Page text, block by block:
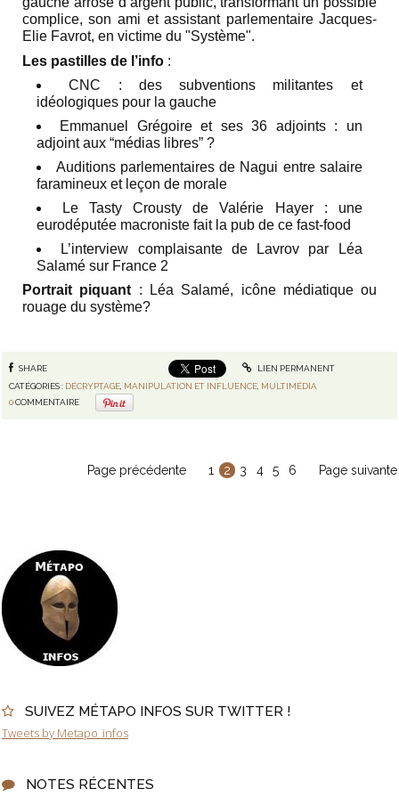
SUIVEZ MÉTAPO INFOS SUR TWITTER !
Tweets by Metapo_infos
NOTES RÉCENTES
complice, son ami et assistant parlementaire Jacques-
Elie Favrot, en victime du "Système".
Les pastilles de l’info:
CNC : des subventions militantes et
idéologiques pour la gauche
Emmanuel Grégoire et ses 36 adjoints : un
adjoint aux “médias libres” ?
Auditions parlementaires de Nagui entre salaire
faramineux et leçon de morale
Le Tasty Crousty de Valérie Hayer : une
eurodéputée macroniste fait la pub de ce fast-food
L’interview complaisante de Lavrov par Léa
Salamé sur France 2
Portrait piquant : Léa Salamé, icône médiatique ou
rouage du système?
SHARE
LIEN PERMANENT
CATÉGORIES : DÉCRYPTAGE MANIPULATION ET INFLUENCE MULTIMÉDIA
0COMMENTAIRE
Page précédente 1 2 3 4 5 6 Page suivante